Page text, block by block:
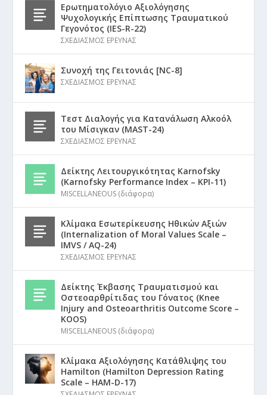
Ερωτηματολόγιο Αξιολόγησης
Ψυχολογικής Επίπτωσης Τραυματικού
Γεγονότος (IES-R-22)
ΣΧΕΔΙΑΣΜΟΣ ΕΡΕΥΝΑΣ
Συνοχή της Γειτονιάς [NC-8]
ΣΧΕΔΙΑΣΜΟΣ ΕΡΕΥΝΑΣ
Τεστ Διαλογής για Κατανάλωση Αλκοόλ
του Μίσιγκαν (MAST-24)
ΣΧΕΔΙΑΣΜΟΣ ΕΡΕΥΝΑΣ
Δείκτης Λειτουργικότητας Karnofsky
(Karnofsky Performance Index – KPI-11)
MISCELLANEOUS (διάφορα)
Κλίμακα Εσωτερίκευσης Ηθικών Αξιών
(Internalization of Moral Values Scale –
IMVS / AQ-24)
ΣΧΕΔΙΑΣΜΟΣ ΕΡΕΥΝΑΣ
Δείκτης Έκβασης Τραυματισμού και
Οστεοαρθρίτιδας του Γόνατος (Knee
Injury and Osteoarthritis Outcome Score –
KOOS)
MISCELLANEOUS (διάφορα)
Κλίμακα Αξιολόγησης Κατάθλιψης του
Hamilton (Hamilton Depression Rating
Scale – HAM-D-17)